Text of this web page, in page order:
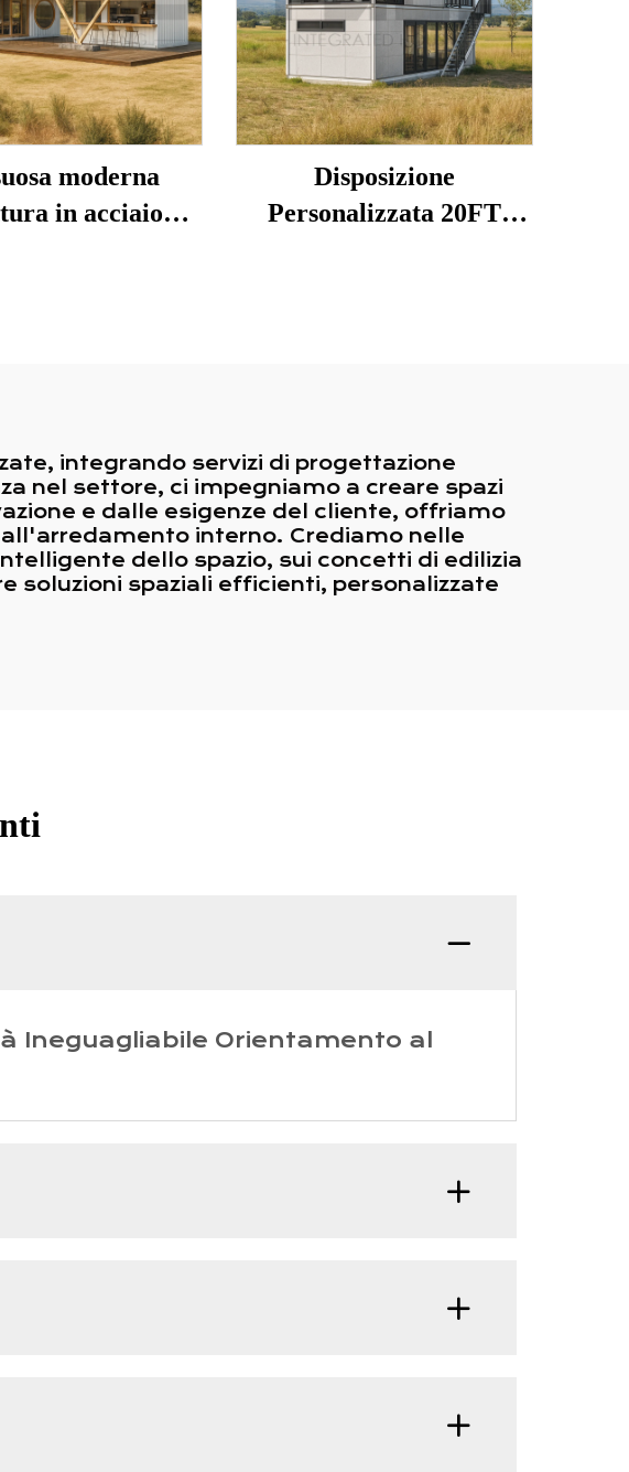
moderna
in acciaio
Disposizione
Personalizzata 20FT
integrando servizi di progettazione
nel settore, ci impegniamo a creare spazi
e dalle esigenze del cliente, offriamo
interno. Crediamo nelle
dello spazio, sui concetti di edilizia
soluzioni spaziali efficienti, personalizzate
Ineguagliabile Orientamento al